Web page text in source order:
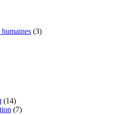
humaines (3)
(14)
(7)